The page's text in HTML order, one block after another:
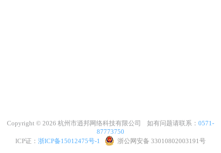
Copyright © 2026 杭州市逍邦网络科技有限公司 如有问题请联系： 0571-
87773750
ICP证： 浙ICP备15012475号-1 浙公网安备 33010802003191号